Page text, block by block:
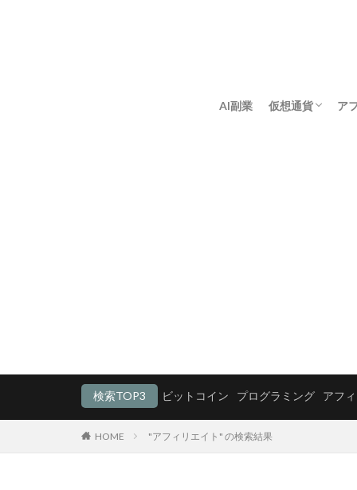
AI副業 仮想通貨 ア
検索TOP3 ビットコイン プログラミング アフ
HOME "アフィリエイト" の検索結果